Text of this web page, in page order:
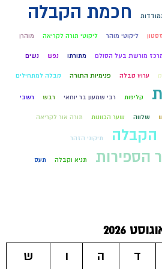
חכמת הקבלה
ליקוטי מוהר ליקוטי תורה לקריאה מוהרן
מורשת בעל הסולם מתורתו נפש נשים
ערוץ קבלה פנימיות התורה קבלה למתחילים
קליפות רבי שמעון בר יוחאי רבש רשבי
שלווה שער הכוונות תורה אור לקריאה
הקבלה תיקוני הזהר
הספירות תניא וקבלה תעס
2026
ד ה ו
ש